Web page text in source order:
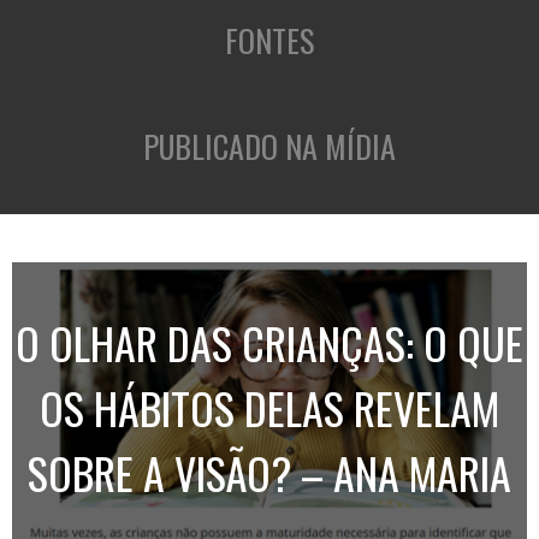
FONTES
PUBLICADO NA MÍDIA
O OLHAR DAS CRIANÇAS: O QUE
OS HÁBITOS DELAS REVELAM
SOBRE A VISÃO? – ANA MARIA